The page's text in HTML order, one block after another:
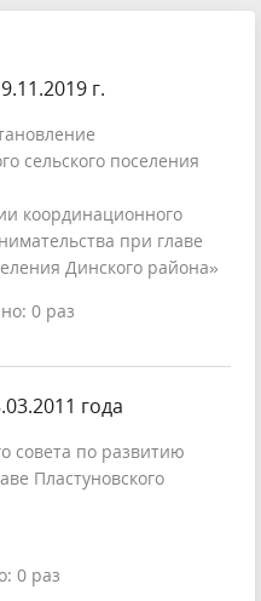
г.
сельского поселения
координационного
при главе
Динского района»
0 раз
года
совета по развитию
Пластуновского
0 раз